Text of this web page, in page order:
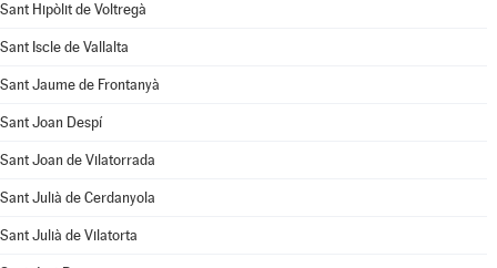
Sant Hipòlit de Voltregà
Sant Iscle de Vallalta
Sant Jaume de Frontanyà
Sant Joan Despí
Sant Joan de Vilatorrada
Sant Julià de Cerdanyola
Sant Julià de Vilatorta